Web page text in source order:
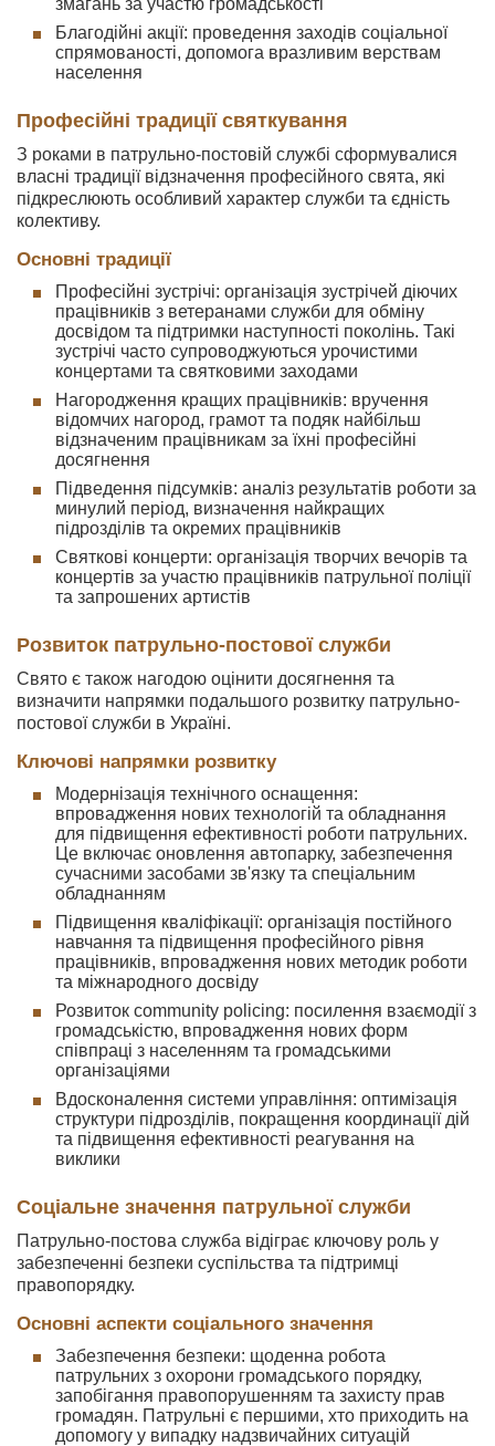
змагань за участю громадськості
Благодійні акції: проведення заходів соціальної
спрямованості, допомога вразливим верствам
населення
Професійні традиції святкування
З роками в патрульно-постовій службі сформувалися
власні традиції відзначення професійного свята, які
підкреслюють особливий характер служби та єдність
колективу.
Основні традиції
Професійні зустрічі: організація зустрічей діючих
працівників з ветеранами служби для обміну
досвідом та підтримки наступності поколінь. Такі
зустрічі часто супроводжуються урочистими
концертами та святковими заходами
Нагородження кращих працівників: вручення
відомчих нагород, грамот та подяк найбільш
відзначеним працівникам за їхні професійні
досягнення
Підведення підсумків: аналіз результатів роботи за
минулий період, визначення найкращих
підрозділів та окремих працівників
Святкові концерти: організація творчих вечорів та
концертів за участю працівників патрульної поліції
та запрошених артистів
Розвиток патрульно-постової служби
Свято є також нагодою оцінити досягнення та
визначити напрямки подальшого розвитку патрульно-
постової служби в Україні.
Ключові напрямки розвитку
Модернізація технічного оснащення:
впровадження нових технологій та обладнання
для підвищення ефективності роботи патрульних.
Це включає оновлення автопарку, забезпечення
сучасними засобами зв'язку та спеціальним
обладнанням
Підвищення кваліфікації: організація постійного
навчання та підвищення професійного рівня
працівників, впровадження нових методик роботи
та міжнародного досвіду
Розвиток community policing: посилення взаємодії з
громадськістю, впровадження нових форм
співпраці з населенням та громадськими
організаціями
Вдосконалення системи управління: оптимізація
структури підрозділів, покращення координації дій
та підвищення ефективності реагування на
виклики
Соціальне значення патрульної служби
Патрульно-постова служба відіграє ключову роль у
забезпеченні безпеки суспільства та підтримці
правопорядку.
Основні аспекти соціального значення
Забезпечення безпеки: щоденна робота
патрульних з охорони громадського порядку,
запобігання правопорушенням та захисту прав
громадян. Патрульні є першими, хто приходить на
допомогу у випадку надзвичайних ситуацій